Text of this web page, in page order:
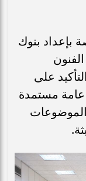
بإعداد بنوك
على
عامة مستمدة
الموضوعات